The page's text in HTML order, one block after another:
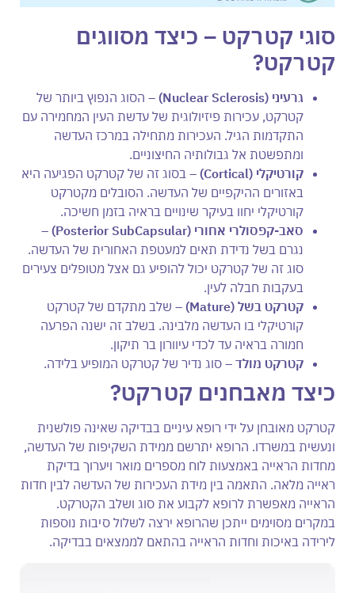
סוגי קטרקט – כיצד מסווגים
קטרקט?
גרעיני (Nuclear Sclerosis
) – הסוג הנפוץ ביותר של
קטרקט, עכירות פיזיולוגית של עדשת העין המחמירה עם
התקדמות הגיל. העכירות מתחילה במרכז העדשה
ומתפשטת אל גבולותיה החיצוניים.
קורטיקלי (Cortical
) – בסוג זה של קטרקט הפגיעה היא
באזורים ההיקפיים של העדשה. הסובלים מקטרקט
קורטיקלי יחוו בעיקר שינויים בראיה בזמן חשיכה.
סאב-קפסולרי אחורי (Posterior SubCapsular
)
–
נגרם בשל נדידת תאים למעטפת האחורית של העדשה.
סוג זה של קטרקט יכול להופיע גם אצל מטופלים צעירים
בעקבות חבלה לעין.
קטרקט בשל (Mature
) – שלב מתקדם של קטרקט
קורטיקלי בו העדשה מלבינה. בשלב זה ישנה הפרעה
חמורה בראיה עד לכדי עיוורון בר תיקון.
קטרקט מולד – סוג נדיר של קטרקט המופיע בלידה.
כיצד מאבחנים קטרקט?
קטרקט מאובחן על ידי רופא עיניים בבדיקה שאינה פולשנית
ונעשית במשרדו. הרופא יתרשם ממידת השקיפות של העדשה,
מחדות הראייה באמצעות לוח מספרים מואר ויערוך בדיקת
ראייה מלאה. התאמה בין מידת העכירות של העדשה לבין חדות
הראייה מאפשרת לרופא לקבוע את סוג ושלב הקטרקט.
במקרים מסוימים ייתכן שהרופא ירצה לשלול סיבות נוספות
לירידה באיכות וחדות הראייה בהתאם לממצאים בבדיקה.